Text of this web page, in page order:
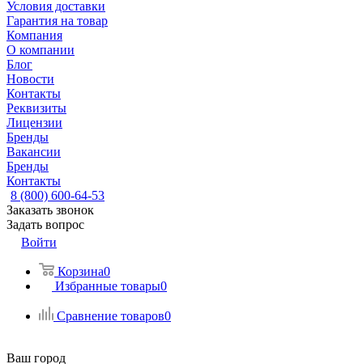
Условия доставки
Гарантия на товар
Компания
О компании
Блог
Новости
Контакты
Реквизиты
Лицензии
Бренды
Вакансии
Бренды
Контакты
8 (800) 600-64-53
Заказать звонок
Задать вопрос
Войти
Корзина0
Избранные товары0
Сравнение товаров0
Ваш город